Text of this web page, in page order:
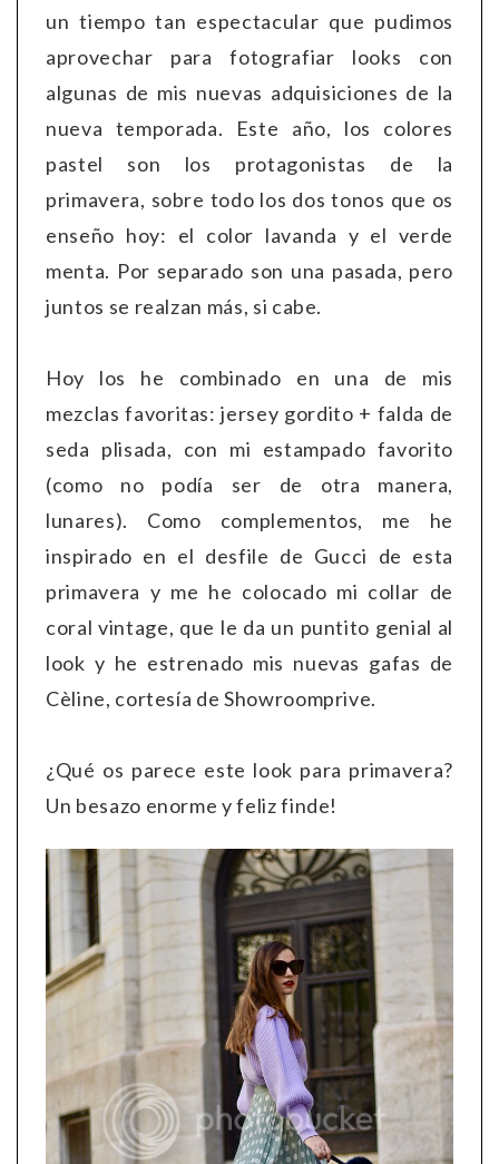
un tiempo tan espectacular que pudimos
aprovechar para fotografiar looks con
algunas de mis nuevas adquisiciones de la
nueva temporada. Este año, los colores
pastel son los protagonistas de la
primavera, sobre todo los dos tonos que os
enseño hoy: el color lavanda y el verde
menta. Por separado son una pasada, pero
juntos se realzan más, si cabe.
Hoy los he combinado en una de mis
mezclas favoritas: jersey gordito + falda de
seda plisada, con mi estampado favorito
(como no podía ser de otra manera,
lunares). Como complementos, me he
inspirado en el desfile de Gucci de esta
primavera y me he colocado mi collar de
coral vintage, que le da un puntito genial al
look y he estrenado mis nuevas gafas de
Cèline, cortesía de Showroomprive.
¿Qué os parece este look para primavera?
Un besazo enorme y feliz finde!